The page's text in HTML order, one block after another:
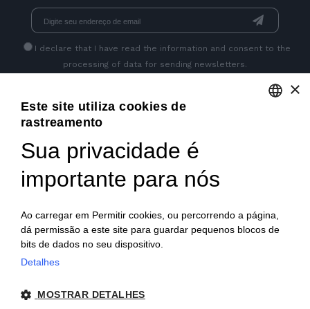
I declare that I have read the information and consent to the
processing of data for sending newsletters.
PORTUGUESE
×
Este site utiliza cookies de
rastreamento
Sua privacidade é
importante para nós
Ao carregar em Permitir cookies, ou percorrendo a página,
dá permissão a este site para guardar pequenos blocos de
bits de dados no seu dispositivo.
Detalhes
MOSTRAR DETALHES